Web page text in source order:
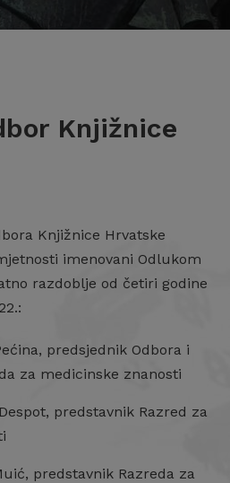
Knjižnice
Knjižnice Hrvatske
imenovani Odlukom
razdoblje od četiri godine
predsjednik Odbora i
za medicinske znanosti
predstavnik Razred za
predstavnik Razreda za